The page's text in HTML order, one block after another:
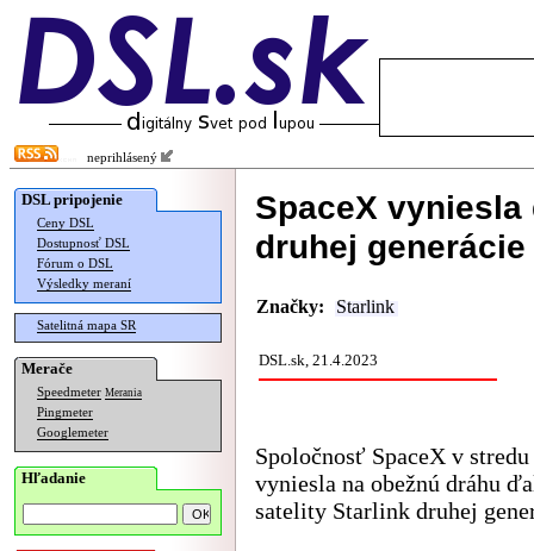
neprihlásený
DSL pripojenie
Ceny DSL
Dostupnosť DSL
Fórum o DSL
Výsledky meraní
Satelitná mapa SR
Merače
Speedmeter Merania
Pingmeter
Googlemeter
Hľadanie
SpaceX
druhej generácie
Značky: Starlink
DSL.sk, 21.4.2023
Spoločnosť SpaceX v
vyniesla na obežnú dráhu
satelity Starlink druhej